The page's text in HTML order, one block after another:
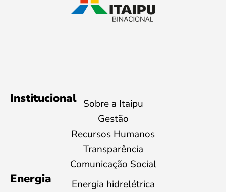
Institucional Sobre a Itaipu
Gestão
Recursos Humanos
Transparência
Comunicação Social
Energia
Energia hidrelétrica